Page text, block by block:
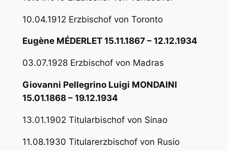
10.04.1912 Erzbischof von Toronto
Eugène MÉDERLET 15.11.1867 – 12.12.1934
03.07.1928 Erzbischof von Madras
Giovanni Pellegrino Luigi MONDAINI
15.01.1868 – 19.12.1934
13.01.1902 Titularbischof von Sinao
11.08.1930 Titularerzbischof von Rusio